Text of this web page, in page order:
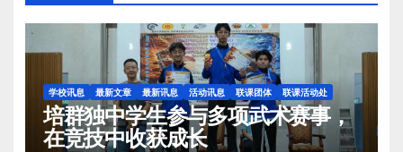
学校讯息 最新文章 最新讯息 活动讯息 联课团体 联课活动处
培群独中学生参与多项武术赛事，
在竞技中收获成长